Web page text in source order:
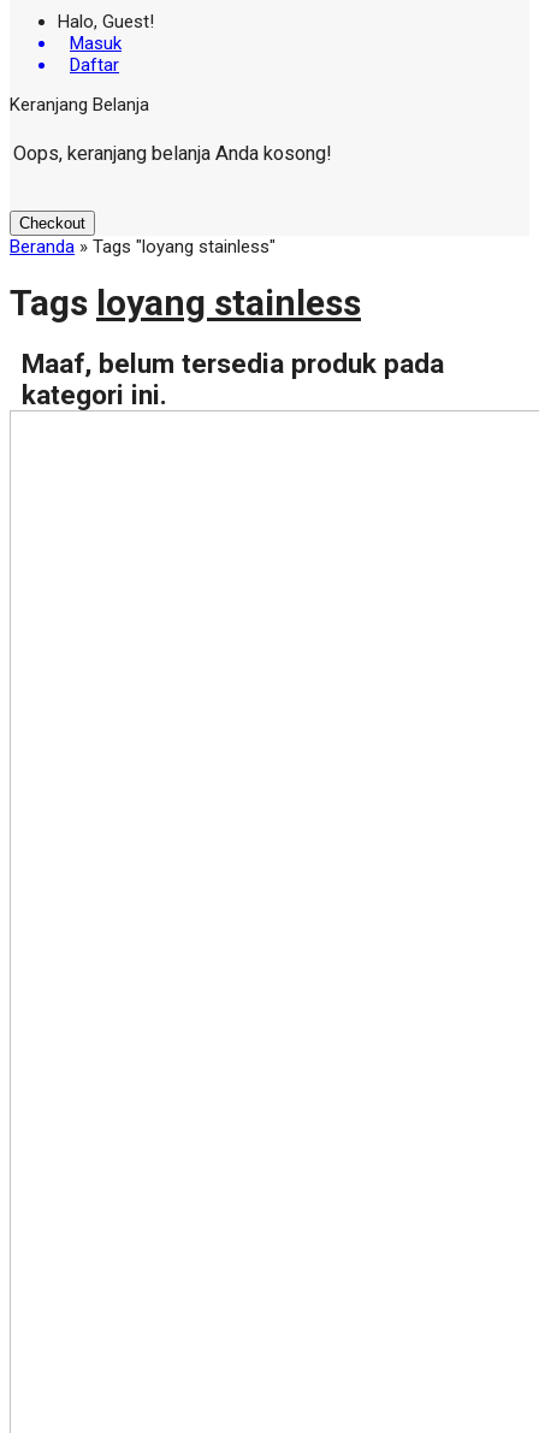
Halo, Guest!
Masuk
Daftar
Keranjang Belanja
Oops, keranjang belanja Anda kosong!
Checkout
Beranda » Tags "loyang stainless"
Tags loyang stainless
Maaf, belum tersedia produk pada
kategori ini.